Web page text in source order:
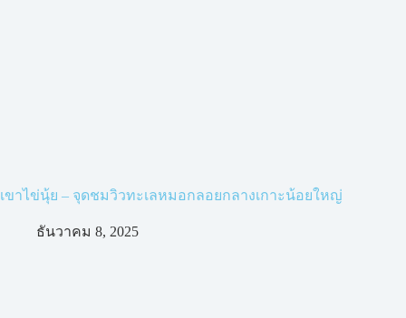
เขาไข่นุ้ย – จุดชมวิวทะเลหมอกลอยกลางเกาะน้อยใหญ่
ธันวาคม 8, 2025